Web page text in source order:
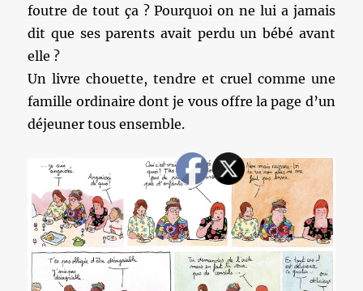
foutre de tout ça ? Pourquoi on ne lui a jamais
dit que ses parents avait perdu un bébé avant
elle ?
Un livre chouette, tendre et cruel comme une
famille ordinaire dont je vous offre la page d’un
déjeuner tous ensemble.